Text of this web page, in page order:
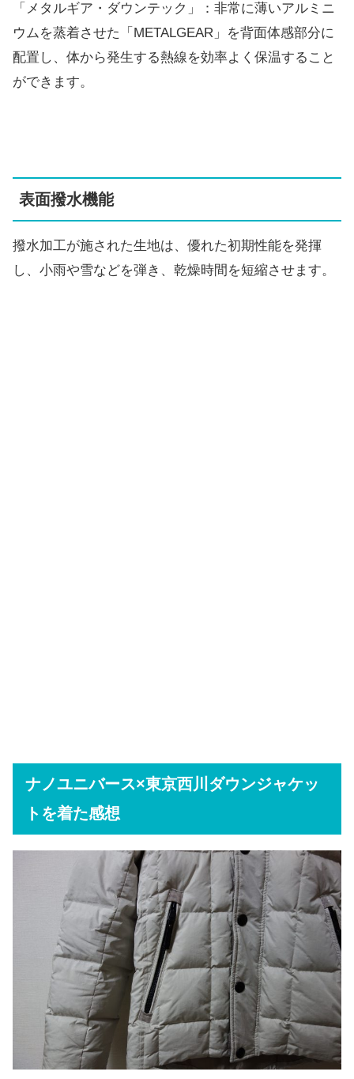
「メタルギア・ダウンテック」：非常に薄いアルミニ
ウムを蒸着させた「METALGEAR」を背面体感部分に
配置し、体から発生する熱線を効率よく保温すること
ができます。
表面撥水機能
撥水加工が施された生地は、優れた初期性能を発揮
し、小雨や雪などを弾き、乾燥時間を短縮させます。
ナノユニバース×東京西川ダウンジャケッ
トを着た感想